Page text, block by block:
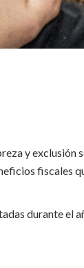
y exclusión
fiscales
durante el